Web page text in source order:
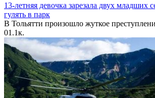
13-летняя девочка зарезала двух младших
гулять в парк
В Тольятти произошло жуткое
01.1к.